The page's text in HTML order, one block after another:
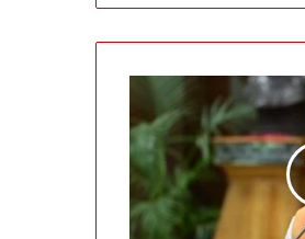
ने
क
नौ
क